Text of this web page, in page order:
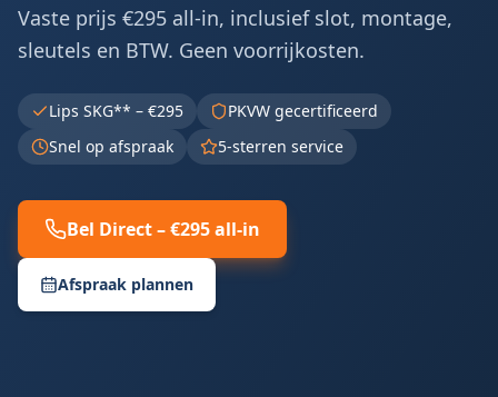
Vaste prijs €295 all-in, inclusief slot, montage,
sleutels en BTW. Geen voorrijkosten.
Lips SKG** – €295
PKVW gecertificeerd
Snel op afspraak
5-sterren service
Bel Direct – €295 all-in
Afspraak plannen